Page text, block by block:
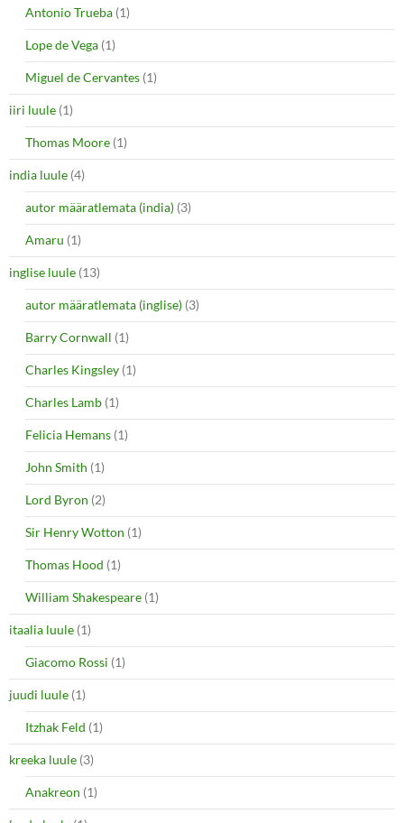
Antonio Trueba (1)
Lope de Vega (1)
Miguel de Cervantes (1)
iiri luule (1)
Thomas Moore (1)
india luule (4)
autor määratlemata (india) (3)
Amaru (1)
inglise luule (13)
autor määratlemata (inglise) (3)
Barry Cornwall (1)
Charles Kingsley (1)
Charles Lamb (1)
Felicia Hemans (1)
John Smith (1)
Lord Byron (2)
Sir Henry Wotton (1)
Thomas Hood (1)
William Shakespeare (1)
itaalia luule (1)
Giacomo Rossi (1)
juudi luule (1)
Itzhak Feld (1)
kreeka luule (3)
Anakreon (1)